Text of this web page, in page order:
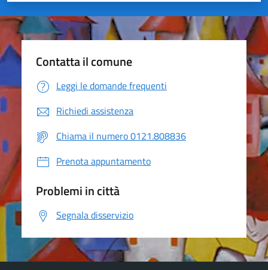
Contatta il comune
Leggi le domande frequenti
Richiedi assistenza
Chiama il numero 0121.808836
Prenota appuntamento
Problemi in città
Segnala disservizio